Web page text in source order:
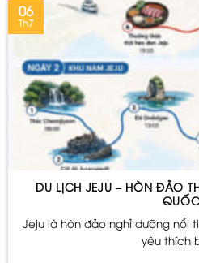
DU LỊCH JEJU – HÒN ĐẢO
QUỐC
Jeju là hòn đảo nghỉ dưỡng nổi
yêu thích
06
Th7